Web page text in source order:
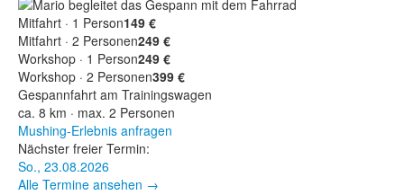
Mitfahrt · 1 Person149 €
Mitfahrt · 2 Personen249 €
Workshop · 1 Person249 €
Workshop · 2 Personen399 €
Gespannfahrt am Trainingswagen
ca. 8 km · max. 2 Personen
Mushing-Erlebnis anfragen
Nächster freier Termin:
So., 23.08.2026
Alle Termine ansehen →